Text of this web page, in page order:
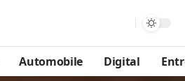
Automobile Digital